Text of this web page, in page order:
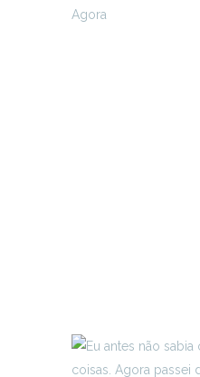
Agora